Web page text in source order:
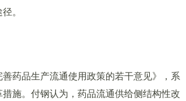
。
品生产流通使用政策的若干意见》，系
施。付钢认为，药品流通供给侧结构性改